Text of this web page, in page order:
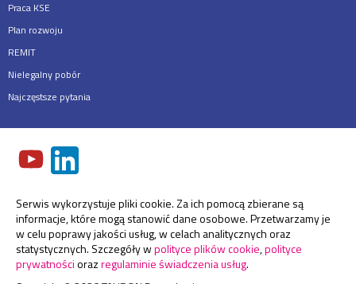
Praca KSE
Plan rozwoju
REMIT
Nielegalny pobór
Najczęstsze pytania
Serwis wykorzystuje pliki cookie. Za ich pomocą zbierane są
informacje, które mogą stanowić dane osobowe. Przetwarzamy je
w celu poprawy jakości usług, w celach analitycznych oraz
statystycznych. Szczegóły wpolityce plików cookie,polityce
prywatnościorazregulaminie świadczenia usług.